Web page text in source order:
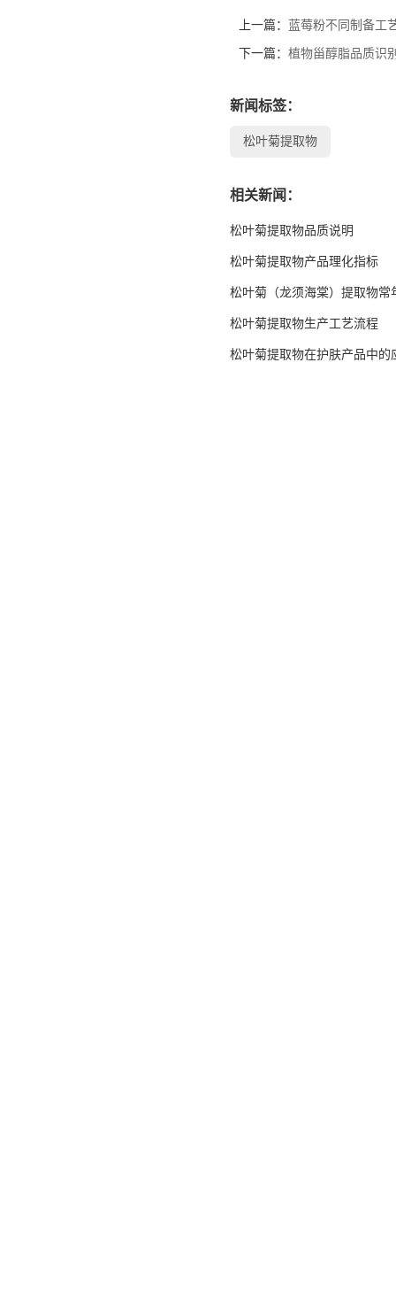
上一篇： 蓝莓粉不同制备工
下一篇： 植物甾醇脂品质识
新闻标签：
松叶菊提取物
相关新闻：
松叶菊提取物品质说明
松叶菊提取物产品理化指标
松叶菊（龙须海棠）提取物常
松叶菊提取物生产工艺流程
松叶菊提取物在护肤产品中的